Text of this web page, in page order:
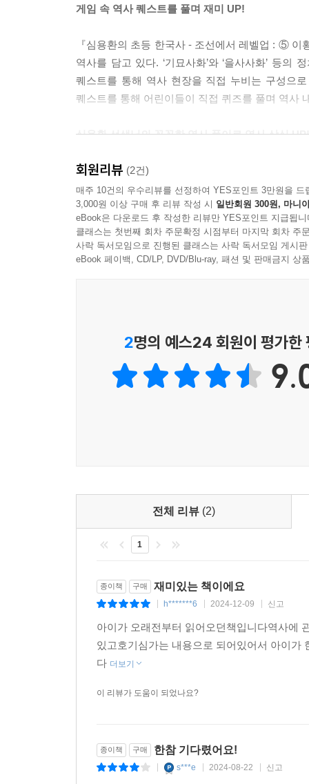
게임 속 역사 퀘스트를 풀며 재미 UP!
『심용환의 초등 한국사 - 조선에서 레벨업 : ⑤ 이
역사를 담고 있다. ‘기묘사화’와 ‘을사사화’ 등
퀘스트를 통해 역사 현장을 직접 누비는 구성으
퀘스트를 통해 어린이들이 직접 퀴즈를 풀며 역사
심용환 선생님의 꼼꼼한 역사 풀이로 역사 상식 UP!
주인공 ‘노아’를 따라 퀘스트를 수행하며 자연
깊이 있는 역사 지식을 쌓을 수 있다. 또한 핵심
어렵게만 느껴졌던 역사 지식도 게임 설정을 활용
회원리뷰 (2건)
매주 10건의 우수리뷰를 선정하여 YES포인트 3만원을 드
3,000원 이상 구매 후 리뷰 작성 시 일반회원 300원, 마니
eBook은 다운로드 후 작성한 리뷰만 YES포인트 지급됩니
클래스는 첫번째 회차 주문확정 시점부터 마지막 회차 주
사락 독서모임으로 진행된 클래스는 사락 독서모임 게시
eBook 페이백, CD/LP, DVD/Blu-ray, 패션 및 판매금지 상
2명의 예스24 회원이 평가한
전체 리뷰 (2)
1
종이책 구매 재미있는 책이에요
h*******6 2024-12-09 신고
아이가 오래전부터 읽어오던책입니다역사에
있고호기심가는 내용으로 되어있어서 아이가
다 더보기
이 리뷰가 도움이 되었나요?
종이책 구매 한참 기다렸어요!
s***e 2024-08-22 신고